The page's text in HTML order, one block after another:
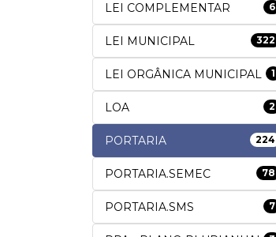
LEI COMPLEMENTAR 6
LEI MUNICIPAL 322
LEI ORGÂNICA MUNICIPAL 1
LOA 2
PORTARIA 224
PORTARIA.SEMEC 78
PORTARIA.SMS 7